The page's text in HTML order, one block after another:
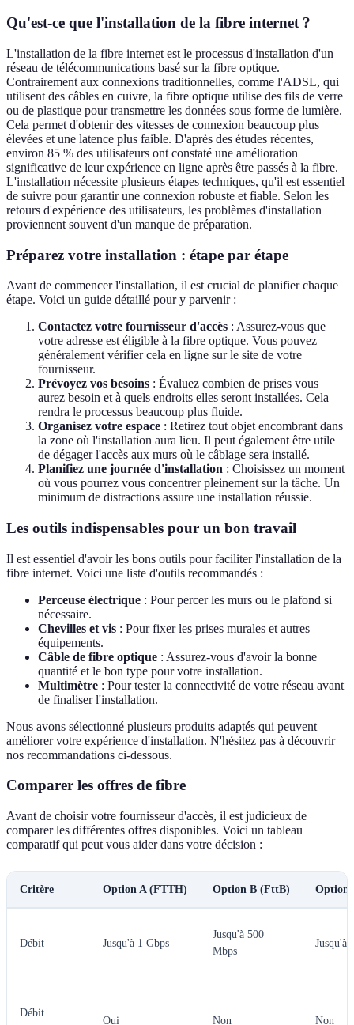
Qu'est-ce que l'installation de la fibre internet ?
L'installation de la fibre internet est le processus d'installation d'un
réseau de télécommunications basé sur la fibre optique.
Contrairement aux connexions traditionnelles, comme l'ADSL, qui
utilisent des câbles en cuivre, la fibre optique utilise des fils de verre
ou de plastique pour transmettre les données sous forme de lumière.
Cela permet d'obtenir des vitesses de connexion beaucoup plus
élevées et une latence plus faible. D'après des études récentes,
environ 85 % des utilisateurs ont constaté une amélioration
significative de leur expérience en ligne après être passés à la fibre.
L'installation nécessite plusieurs étapes techniques, qu'il est essentiel
de suivre pour garantir une connexion robuste et fiable. Selon les
retours d'expérience des utilisateurs, les problèmes d'installation
proviennent souvent d'un manque de préparation.
Préparez votre installation : étape par étape
Avant de commencer l'installation, il est crucial de planifier chaque
étape. Voici un guide détaillé pour y parvenir :
Contactez votre fournisseur d'accès : Assurez-vous que
votre adresse est éligible à la fibre optique. Vous pouvez
généralement vérifier cela en ligne sur le site de votre
fournisseur.
Prévoyez vos besoins : Évaluez combien de prises vous
aurez besoin et à quels endroits elles seront installées. Cela
rendra le processus beaucoup plus fluide.
Organisez votre espace : Retirez tout objet encombrant dans
la zone où l'installation aura lieu. Il peut également être utile
de dégager l'accès aux murs où le câblage sera installé.
Planifiez une journée d'installation : Choisissez un moment
où vous pourrez vous concentrer pleinement sur la tâche. Un
minimum de distractions assure une installation réussie.
Les outils indispensables pour un bon travail
Il est essentiel d'avoir les bons outils pour faciliter l'installation de la
fibre internet. Voici une liste d'outils recommandés :
Perceuse électrique : Pour percer les murs ou le plafond si
nécessaire.
Chevilles et vis : Pour fixer les prises murales et autres
équipements.
Câble de fibre optique : Assurez-vous d'avoir la bonne
quantité et le bon type pour votre installation.
Multimètre : Pour tester la connectivité de votre réseau avant
de finaliser l'installation.
Nous avons sélectionné plusieurs produits adaptés qui peuvent
améliorer votre expérience d'installation. N'hésitez pas à découvrir
nos recommandations ci-dessous.
Comparer les offres de fibre
Avant de choisir votre fournisseur d'accès, il est judicieux de
comparer les différentes offres disponibles. Voici un tableau
comparatif qui peut vous aider dans votre décision :
Critère Option A (FTTH) Option B (FttB) Option
Débit Jusqu'à 1 Gbps
Jusqu'à 500
Mbps
Jusqu'à
Débit
Oui Non Non